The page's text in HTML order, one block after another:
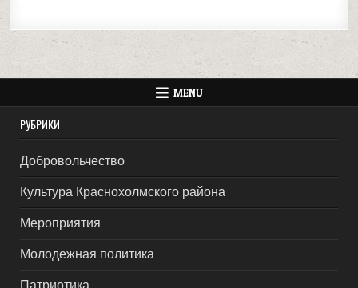
MENU
РУБРИКИ
Добровольчество
Культура Краснохолмского района
Мероприятия
Молодежная политика